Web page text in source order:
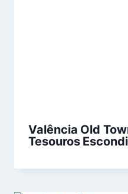
Valência Old
Tesouros